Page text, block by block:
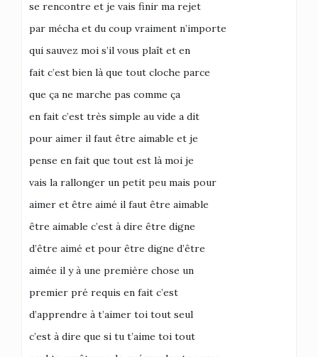
se rencontre et je vais finir ma rejet
par mécha et du coup vraiment n’importe
qui sauvez moi s’il vous plaît et en
fait c’est bien là que tout cloche parce
que ça ne marche pas comme ça
en fait c’est très simple au vide a dit
pour aimer il faut être aimable et je
pense en fait que tout est là moi je
vais la rallonger un petit peu mais pour
aimer et être aimé il faut être aimable
être aimable c’est à dire être digne
d’être aimé et pour être digne d’être
aimée il y à une première chose un
premier pré requis en fait c’est
d’apprendre à t’aimer toi tout seul
c’est à dire que si tu t’aime toi tout